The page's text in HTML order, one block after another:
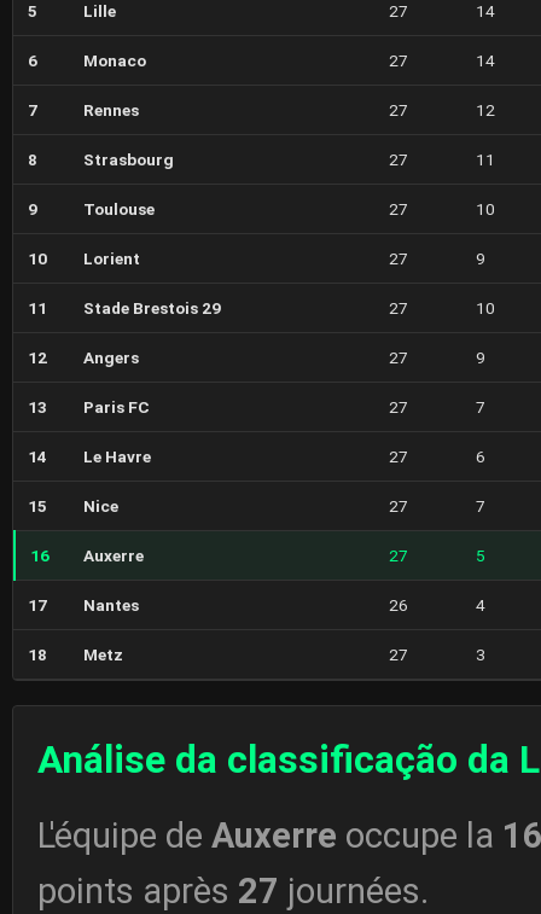
5 Lille 27 14
6 Monaco 27 14
7 Rennes 27 12
8 Strasbourg 27 11
9 Toulouse 27 10
10 Lorient 27 9
11 Stade Brestois 29 27 10
12 Angers 27 9
13 Paris FC 27 7
14 Le Havre 27 6
15 Nice 27 7
16 Auxerre 27 5
17 Nantes 26 4
18 Metz 27 3
Análise da classificação da
L'équipe de Auxerre occupe la
points après 27 journées.